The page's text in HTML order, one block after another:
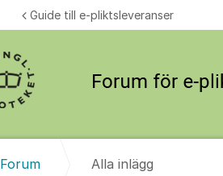
Guide till e-pliktsleveranser
Forum Alla inlägg